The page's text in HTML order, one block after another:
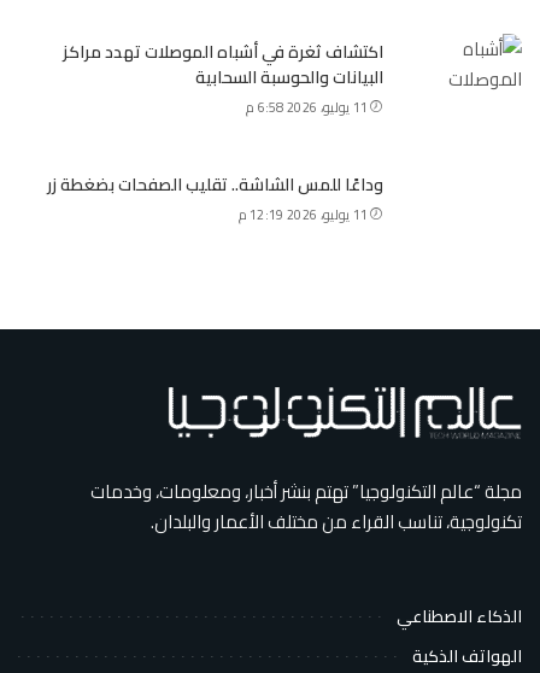
اكتشاف ثغرة في أشباه الموصلات تهدد مراكز
البيانات والحوسبة السحابية
11 يوليو، 2026 6:58 م
وداعًا للمس الشاشة.. تقليب الصفحات بضغطة زر
11 يوليو، 2026 12:19 م
مجلة “عالم التكنولوجيا” تهتم بنشر أخبار، ومعلومات، وخدمات
تكنولوجية، تناسب القراء من مختلف الأعمار والبلدان.
الذكاء الاصطناعي
الهواتف الذكية